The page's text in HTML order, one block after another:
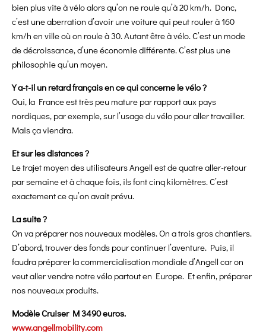
bien plus vite à vélo alors qu’on ne roule qu’à 20 km/h. Donc,
c’est une aberration d’avoir une voiture qui peut rouler à 160
km/h en ville où on roule à 30. Autant être à vélo. C’est un mode
de décroissance, d’une économie différente. C’est plus une
philosophie qu’un moyen.
Y a-t-il un retard français en ce qui concerne le vélo ?
Oui, la France est très peu mature par rapport aux pays
nordiques, par exemple, sur l’usage du vélo pour aller travailler.
Mais ça viendra.
Et sur les distances ?
Le trajet moyen des utilisateurs Angell est de quatre aller-retour
par semaine et à chaque fois, ils font cinq kilomètres. C’est
exactement ce qu’on avait prévu.
La suite ?
On va préparer nos nouveaux modèles. On a trois gros chantiers.
D’abord, trouver des fonds pour continuer l’aventure. Puis, il
faudra préparer la commercialisation mondiale d’Angell car on
veut aller vendre notre vélo partout en Europe. Et enfin, préparer
nos nouveaux produits.
Modèle Cruiser M 3490 euros.
www.angellmobility.com